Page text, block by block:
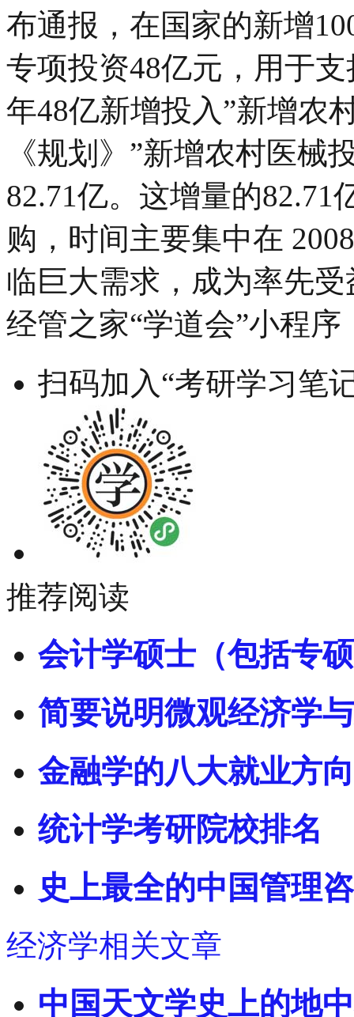
布通报，在国家的新增
专项投资48亿元，用于
年48亿新增投入”新增农
《规划》”新增农村医械
82.71亿。这增量的
购，时间主要集中在
临巨大需求，成为率先
经管之家“学道会”小程序
扫码加入“考研学习笔
推荐阅读
会计学硕士（包括专
简要说明微观经济学
金融学的八大就业方
统计学考研院校排名
史上最全的中国管理
经济学相关文章
中国天文学史上的地